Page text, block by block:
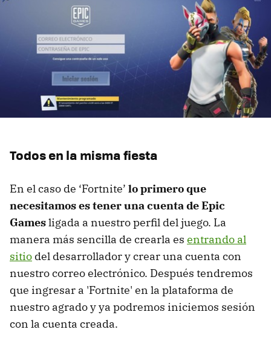
Todos en la misma fiesta
En el caso de ‘Fortnite’ lo primero que
necesitamos es tener una cuenta de Epic
Gamesligada a nuestro perfil del juego. La
manera más sencilla de crearla es entrando al
sitio del desarrollador y crear una cuenta con
nuestro correo electrónico. Después tendremos
que ingresar a 'Fortnite' en la plataforma de
nuestro agrado y ya podremos iniciemos sesión
con la cuenta creada.